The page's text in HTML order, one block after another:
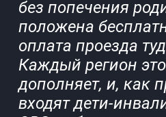
без попечения
положена
оплата проезда
Каждый регион
дополняет, и, как
входят дети-